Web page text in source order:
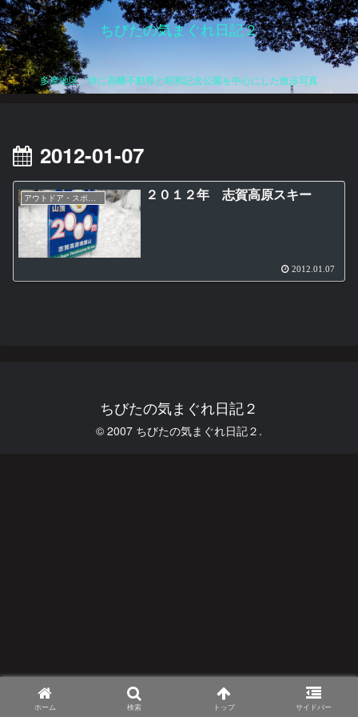
ちびたの気まぐれ日記２
多摩地区、特に高幡不動尊と昭和記念公園を中心にした散歩写真
2012-01-07
２０１２年 志賀高原スキー
2012.01.07
ちびたの気まぐれ日記２
© 2007 ちびたの気まぐれ日記２.
ホーム 検索 トップ サイドバー